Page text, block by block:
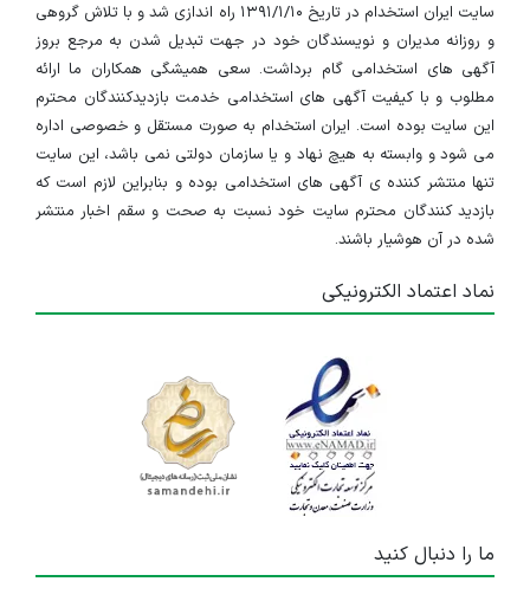
کارشناس فروش (تجهیزات پرینتر و ماشین های اداری)
تهران
۴ سال پیش منقضی شده
کارشناس فروش (تجهیزات پرینتر و ماشین های اداری)
تهران
کارشناس فروش (تجهیزات پرینتر و ماشین های اداری)
۵ سال پیش
سایت ایران استخدام در تاریخ ۱۳۹۱/۱/۱۰ راه اندازی شد و با تلاش گروهی
و روزانه مدیران و نویسندگان خود در جهت تبدیل شدن به مرجع بروز
آگهی های استخدامی گام برداشت. سعی همیشگی همکاران ما ارائه
مطلوب و با کیفیت آگهی های استخدامی خدمت بازدیدکنندگان محترم
این سایت بوده است. ایران استخدام به صورت مستقل و خصوصی اداره
می شود و وابسته به هیچ نهاد و یا سازمان دولتی نمی باشد، این سایت
تنها منتشر کننده ی آگهی های استخدامی بوده و بنابراین لازم است که
بازدید کنندگان محترم سایت خود نسبت به صحت و سقم اخبار منتشر
شده در آن هوشیار باشند.
نماد اعتماد الکترونیکی
ما را دنبال کنید